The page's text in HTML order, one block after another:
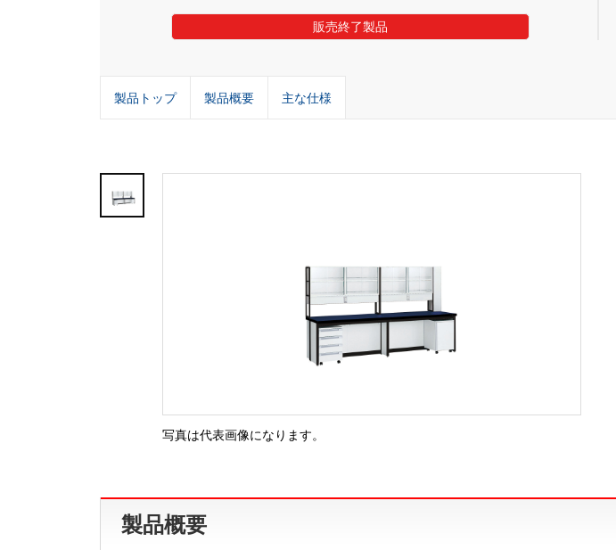
販売終了製品
製品トップ 製品概要 主な仕様
写真は代表画像になります。
製品概要